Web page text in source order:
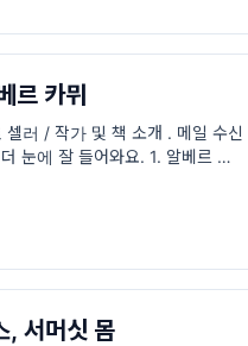
르 카뮈
러 / 작가 및 책 소개 . 메일 수신
눈에 잘 들어와요. 1. 알베르 카뮈
서머싯 몸